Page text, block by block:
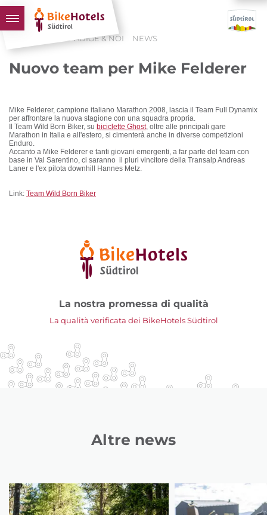
HOTELS & PACCHETTI
L'ALTO ADIGE & NOI
INFO UTILI
L'ALTO ADIGE & NOI NEWS
Nuovo team per Mike Felderer
Mike Felderer, campione italiano Marathon 2008, lascia il Team Full Dynamix
per affrontare la nuova stagione con una squadra propria.
Il Team Wild Born Biker, su biciclette Ghost, oltre alle principali gare
Marathon in Italia e all'estero, si cimenterà anche in diverse competizioni
Enduro.
Accanto a Mike Felderer e tanti giovani emergenti, a far parte del team con
base in Val Sarentino, ci saranno il pluri vincitore della Transalp Andreas
Laner e l'ex pilota downhill Hannes Metz.
Link: Team Wild Born Biker
La nostra promessa di qualità
La qualità verificata dei BikeHotels Südtirol
Altre news